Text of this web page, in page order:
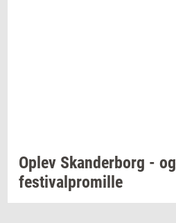
Oplev Skan­der­borg -
festi­val­pro­mil­le